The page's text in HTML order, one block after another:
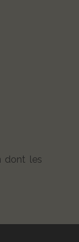
dont les